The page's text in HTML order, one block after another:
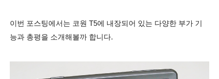
이번 포스팅에서는 코원 T5에 내장되어 있는 다양한 부가 기
능과 총평을 소개해볼까 합니다.